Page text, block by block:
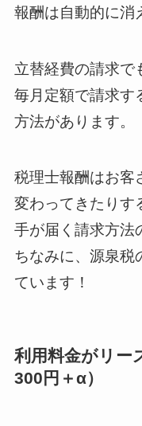
報酬は自動的に消
立替経費の請求で
毎月定額で請求す
方法があります。
税理士報酬はお客
変わってきたりす
手が届く請求方法
ちなみに、源泉税
ています！
利用料金がリー
300円＋α）